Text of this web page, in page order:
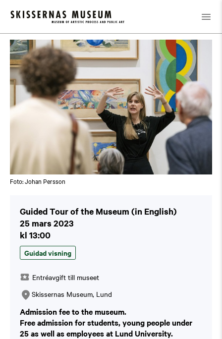
Kalender / Guided Tour of the Museum (in English)
Foto: Johan Persson
Guided Tour of the Museum (in English)
25 mars 2023
kl 13:00
Guidad visning
Entréavgift till museet
Skissernas Museum, Lund
Admission fee to the museum.
Free admission for students, young people under
25 as well as employees at Lund University.